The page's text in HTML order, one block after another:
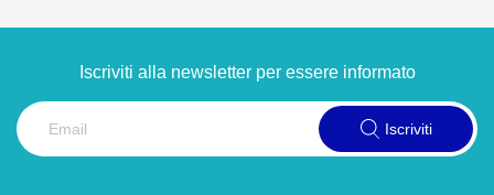
Iscriviti alla newsletter per essere informato
Iscriviti